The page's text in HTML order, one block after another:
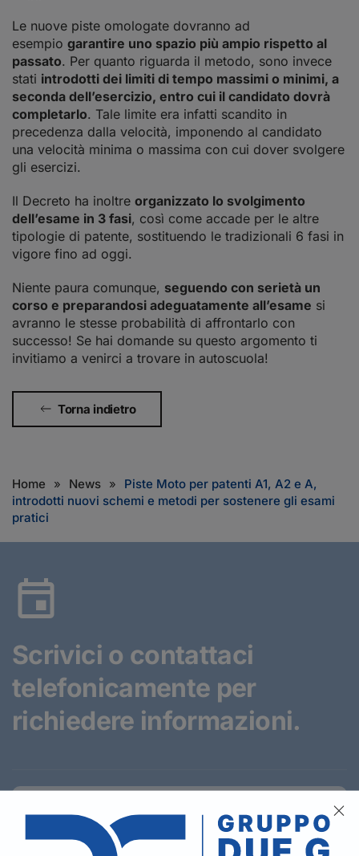
Le nuove piste omologate dovranno ad
esempio garantire uno spazio più ampio rispetto al
passato. Per quanto riguarda il metodo, sono invece
stati introdotti dei limiti di tempo massimi o minimi, a
seconda dell’esercizio, entro cui il candidato dovrà
completarlo. Tale limite era infatti scandito in
precedenza dalla velocità, imponendo al candidato
una velocità minima o massima con cui dover svolgere
gli esercizi.
Il Decreto ha inoltre organizzato lo svolgimento
dell’esame in 3 fasi, così come accade per le altre
tipologie di patente, sostituendo le tradizionali 6 fasi in
vigore fino ad oggi.
Niente paura comunque, seguendo con serietà un
corso e preparandosi adeguatamente all’esame si
avranno le stesse probabilità di affrontarlo con
successo! Se hai domande su questo argomento ti
invitiamo a venirci a trovare in autoscuola!
Torna indietro
Home News
Piste Moto per patenti A1, A2 e A,
introdotti nuovi schemi e metodi per sostenere gli esami
pratici
Scrivici o contattaci
telefonicamente per
richiedere informazioni.